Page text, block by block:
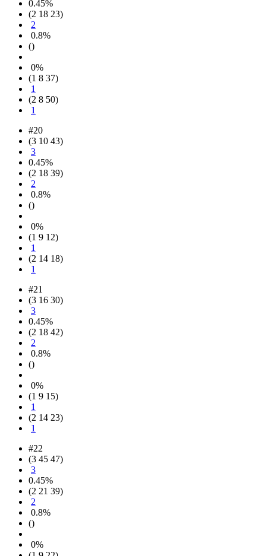
0.45%
(2 18 23)
2
0.8%
()
0%
(1 8 37)
1
(2 8 50)
1
#20
(3 10 43)
3
0.45%
(2 18 39)
2
0.8%
()
0%
(1 9 12)
1
(2 14 18)
1
#21
(3 16 30)
3
0.45%
(2 18 42)
2
0.8%
()
0%
(1 9 15)
1
(2 14 23)
1
#22
(3 45 47)
3
0.45%
(2 21 39)
2
0.8%
()
0%